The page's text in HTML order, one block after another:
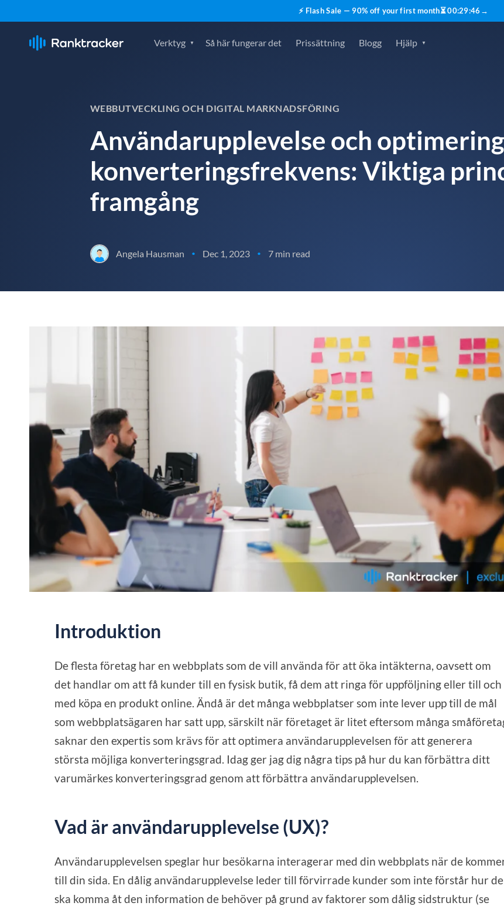
⚡ Flash Sale — 90% off your first month⏳00:29:45 →
Verktyg Så här fungerar det Prissättning Blogg Hjälp
WEBBUTVECKLING OCH DIGITAL MARKNADSFÖRING
Användarupplevelse och
konverteringsfrekvens: Viktiga
framgång
Angela Hausman • Dec 1, 2023 • 7 min read
Introduktion
De flesta företag har en webbplats som de vill använda för att öka intäkterna, oavsett om
det handlar om att få kunder till en fysisk butik, få dem att ringa för uppföljning eller till och
med köpa en produkt online. Ändå är det många webbplatser som inte lever upp till de mål
som webbplatsägaren har satt upp, särskilt när företaget är litet eftersom många
saknar den expertis som krävs för att optimera användarupplevelsen för att generera
största möjliga konverteringsgrad. Idag ger jag dig några tips på hur du kan förbättra ditt
varumärkes konverteringsgrad genom att förbättra användarupplevelsen.
Vad är användarupplevelse (UX)?
Användarupplevelsen speglar hur besökarna interagerar med din webbplats när de
till din sida. En dålig användarupplevelse leder till förvirrade kunder som inte förstår hur de
ska komma åt den information de behöver på grund av faktorer som dålig sidstruktur (se